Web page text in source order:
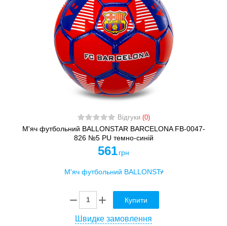
Відгуки (0)
М'яч футбольний BALLONSTAR BARCELONA FB-0047-
826 №5 PU темно-синій
561 грн
Купити
Швидке замовлення